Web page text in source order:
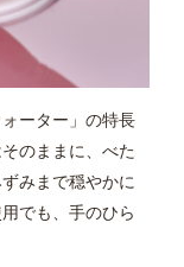
ーター」の特長
のままに、べた
みまで穏やかに
でも、手のひら